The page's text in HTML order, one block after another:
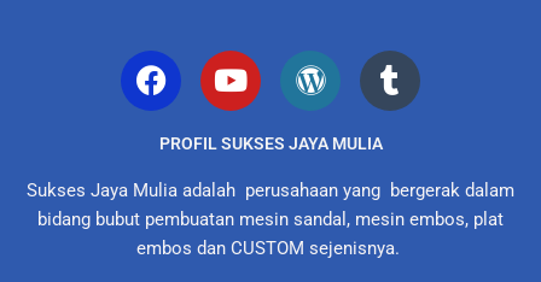
PROFIL SUKSES JAYA MULIA
Sukses Jaya Mulia adalah perusahaan yang bergerak dalam
bidang bubut pembuatan mesin sandal, mesin embos, plat
embos dan CUSTOM sejenisnya.